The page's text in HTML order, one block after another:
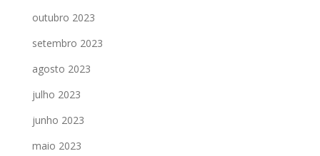
outubro 2023
setembro 2023
agosto 2023
julho 2023
junho 2023
maio 2023